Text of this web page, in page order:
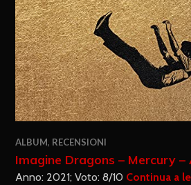
ALBUM, RECENSIONI
Imagine Dragons – Mercury –
Anno: 2021; Voto: 8/10 Continua a